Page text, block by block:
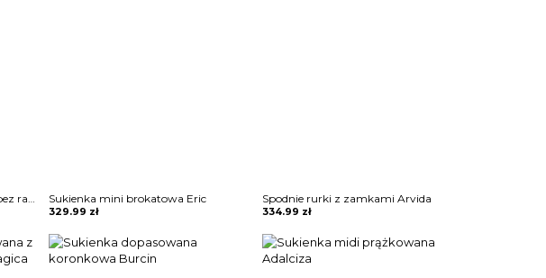
Sukienka mini rozkloszowana bez ramiączek Zahariea Sukienka mini brokatowa Eric
329.99 zł
Spodnie rurki z zamkami Arvida
334.99 zł